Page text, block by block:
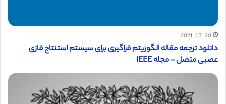
2021-07-20
دانلود ترجمه مقاله الگوریتم فراگیری برای سیستم استنتاج فازی
عصبی متصل – مجله IEEE